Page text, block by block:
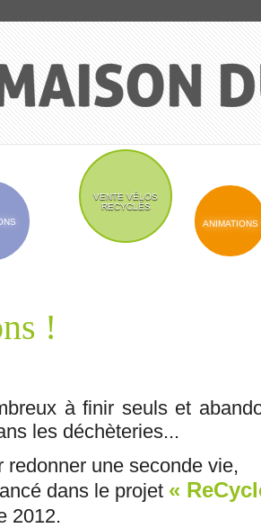
VENTE VÉLOS
RECYCLÉS
ANIMATIONS
!
à finir seuls et
les déchèteries...
redonner une seconde vie,
dans le projet «
2012.